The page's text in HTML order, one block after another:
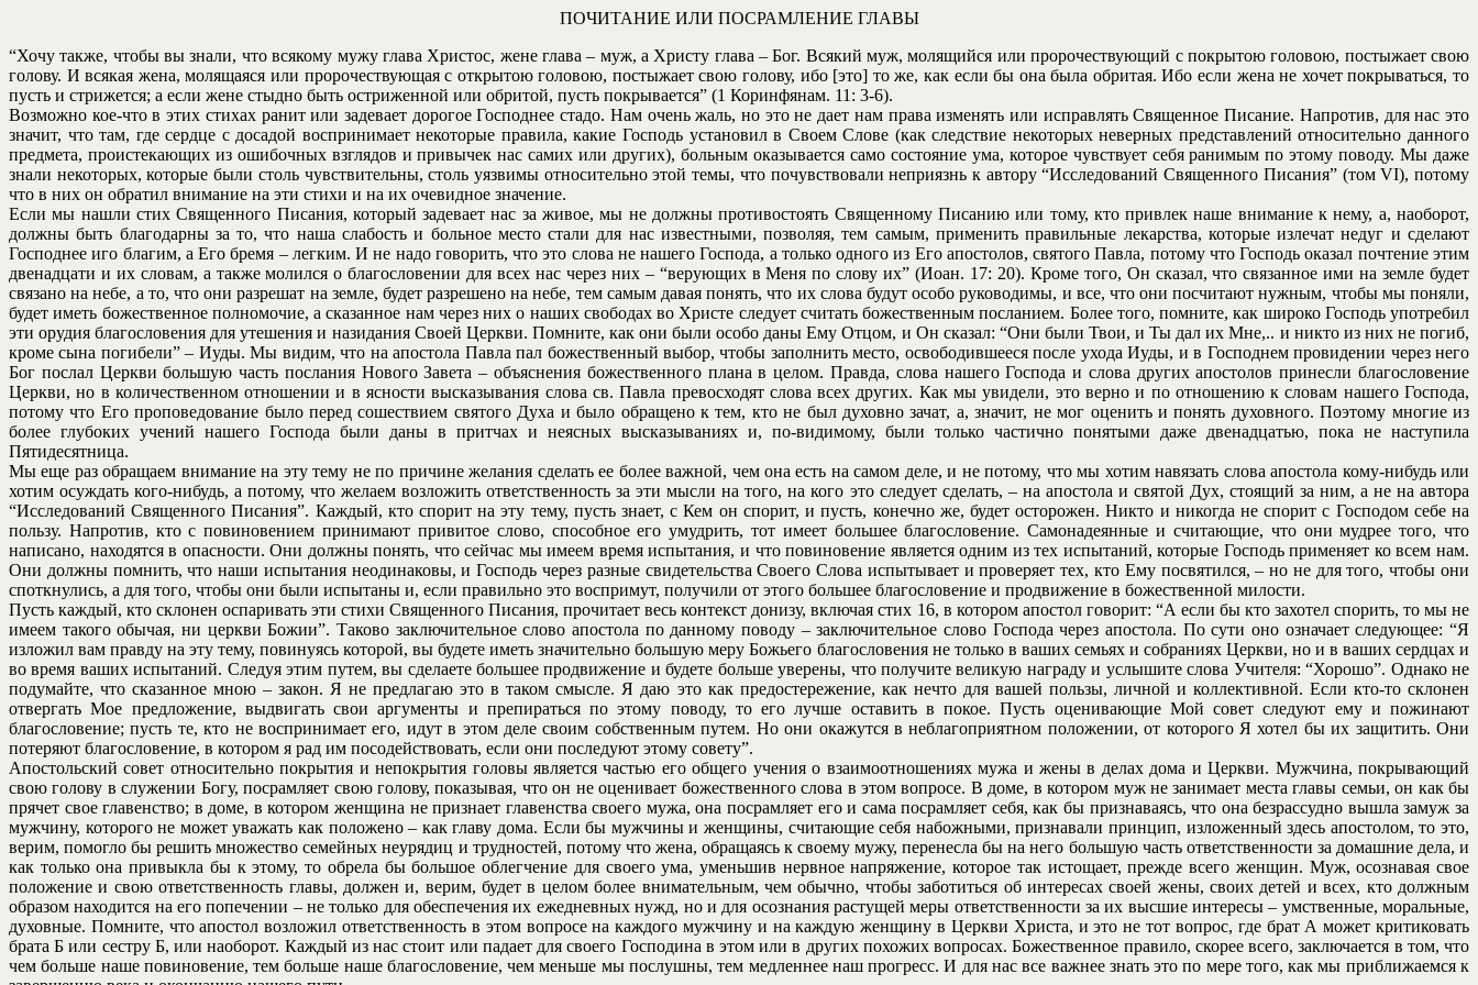
ПОЧИТАНИЕ ИЛИ ПОСРАМЛЕНИЕ ГЛАВЫ
“Хочу также, чтобы вы знали, что всякому мужу глава Христос, жене глава – муж, а Христу глава – Бог. Всякий муж, молящийся или пророчествующий с покрытою головою, постыжает свою
голову. И всякая жена, молящаяся или пророчествующая с открытою головою, постыжает свою голову, ибо [это] то же, как если бы она была обритая. Ибо если жена не хочет покрываться, то
пусть и стрижется; а если жене стыдно быть остриженной или обритой, пусть покрывается” (1 Коринфянам. 11: 3-6).
Возможно кое-что в этих стихах ранит или задевает дорогое Господнее стадо. Нам очень жаль, но это не дает нам права изменять или исправлять Священное Писание. Напротив, для нас это
значит, что там, где сердце с досадой воспринимает некоторые правила, какие Господь установил в Своем Слове (как следствие некоторых неверных представлений относительно данного
предмета, проистекающих из ошибочных взглядов и привычек нас самих или других), больным оказывается само состояние ума, которое чувствует себя ранимым по этому поводу. Мы даже
знали некоторых, которые были столь чувствительны, столь уязвимы относительно этой темы, что почувствовали неприязнь к автору “Исследований Священного Писания” (том VI), потому
что в них он обратил внимание на эти стихи и на их очевидное значение.
Если мы нашли стих Священного Писания, который задевает нас за живое, мы не должны противостоять Священному Писанию или тому, кто привлек наше внимание к нему, а, наоборот,
должны быть благодарны за то, что наша слабость и больное место стали для нас известными, позволяя, тем самым, применить правильные лекарства, которые излечат недуг и сделают
Господнее иго благим, а Его бремя – легким. И не надо говорить, что это слова не нашего Господа, а только одного из Его апостолов, святого Павла, потому что Господь оказал почтение этим
двенадцати и их словам, а также молился о благословении для всех нас через них – “верующих в Меня по слову их” (Иоан. 17: 20). Кроме того, Он сказал, что связанное ими на земле будет
связано на небе, а то, что они разрешат на земле, будет разрешено на небе, тем самым давая понять, что их слова будут особо руководимы, и все, что они посчитают нужным, чтобы мы поняли,
будет иметь божественное полномочие, а сказанное нам через них о наших свободах во Христе следует считать божественным посланием. Более того, помните, как широко Господь употребил
эти орудия благословения для утешения и назидания Своей Церкви. Помните, как они были особо даны Ему Отцом, и Он сказал: “Они были Твои, и Ты дал их Мне,.. и никто из них не погиб,
кроме сына погибели” – Иуды. Мы видим, что на апостола Павла пал божественный выбор, чтобы заполнить место, освободившееся после ухода Иуды, и в Господнем провидении через него
Бог послал Церкви большую часть послания Нового Завета – объяснения божественного плана в целом. Правда, слова нашего Господа и слова других апостолов принесли благословение
Церкви, но в количественном отношении и в ясности высказывания слова св. Павла превосходят слова всех других. Как мы увидели, это верно и по отношению к словам нашего Господа,
потому что Его проповедование было перед сошествием святого Духа и было обращено к тем, кто не был духовно зачат, а, значит, не мог оценить и понять духовного. Поэтому многие из
более глубоких учений нашего Господа были даны в притчах и неясных высказываниях и, по-видимому, были только частично понятыми даже двенадцатью, пока не наступила
Пятидесятница.
Мы еще раз обращаем внимание на эту тему не по причине желания сделать ее более важной, чем она есть на самом деле, и не потому, что мы хотим навязать слова апостола кому-нибудь или
хотим осуждать кого-нибудь, а потому, что желаем возложить ответственность за эти мысли на того, на кого это следует сделать, – на апостола и святой Дух, стоящий за ним, а не на автора
“Исследований Священного Писания”. Каждый, кто спорит на эту тему, пусть знает, с Кем он спорит, и пусть, конечно же, будет осторожен. Никто и никогда не спорит с Господом себе на
пользу. Напротив, кто с повиновением принимают привитое слово, способное его умудрить, тот имеет большее благословение. Самонадеянные и считающие, что они мудрее того, что
написано, находятся в опасности. Они должны понять, что сейчас мы имеем время испытания, и что повиновение является одним из тех испытаний, которые Господь применяет ко всем нам.
Они должны помнить, что наши испытания неодинаковы, и Господь через разные свидетельства Своего Слова испытывает и проверяет тех, кто Ему посвятился, – но не для того, чтобы они
споткнулись, а для того, чтобы они были испытаны и, если правильно это воспримут, получили от этого большее благословение и продвижение в божественной милости.
Пусть каждый, кто склонен оспаривать эти стихи Священного Писания, прочитает весь контекст донизу, включая стих 16, в котором апостол говорит: “А если бы кто захотел спорить, то мы не
имеем такого обычая, ни церкви Божии”. Таково заключительное слово апостола по данному поводу – заключительное слово Господа через апостола. По сути оно означает следующее: “Я
изложил вам правду на эту тему, повинуясь которой, вы будете иметь значительно большую меру Божьего благословения не только в ваших семьях и собраниях Церкви, но и в ваших сердцах и
во время ваших испытаний. Следуя этим путем, вы сделаете большее продвижение и будете больше уверены, что получите великую награду и услышите слова Учителя: “Хорошо”. Однако не
подумайте, что сказанное мною – закон. Я не предлагаю это в таком смысле. Я даю это как предостережение, как нечто для вашей пользы, личной и коллективной. Если кто-то склонен
отвергать Мое предложение, выдвигать свои аргументы и препираться по этому поводу, то его лучше оставить в покое. Пусть оценивающие Мой совет следуют ему и пожинают
благословение; пусть те, кто не воспринимает его, идут в этом деле своим собственным путем. Но они окажутся в неблагоприятном положении, от которого Я хотел бы их защитить. Они
потеряют благословение, в котором я рад им посодействовать, если они последуют этому совету”.
Апостольский совет относительно покрытия и непокрытия головы является частью его общего учения о взаимоотношениях мужа и жены в делах дома и Церкви. Мужчина, покрывающий
свою голову в служении Богу, посрамляет свою голову, показывая, что он не оценивает божественного слова в этом вопросе. В доме, в котором муж не занимает места главы семьи, он как бы
прячет свое главенство; в доме, в котором женщина не признает главенства своего мужа, она посрамляет его и сама посрамляет себя, как бы признаваясь, что она безрассудно вышла замуж за
мужчину, которого не может уважать как положено – как главу дома. Если бы мужчины и женщины, считающие себя набожными, признавали принцип, изложенный здесь апостолом, то это,
верим, помогло бы решить множество семейных неурядиц и трудностей, потому что жена, обращаясь к своему мужу, перенесла бы на него большую часть ответственности за домашние дела, и
как только она привыкла бы к этому, то обрела бы большое облегчение для своего ума, уменьшив нервное напряжение, которое так истощает, прежде всего женщин. Муж, осознавая свое
положение и свою ответственность главы, должен и, верим, будет в целом более внимательным, чем обычно, чтобы заботиться об интересах своей жены, своих детей и всех, кто должным
образом находится на его попечении – не только для обеспечения их ежедневных нужд, но и для осознания растущей меры ответственности за их высшие интересы – умственные, моральные,
духовные. Помните, что апостол возложил ответственность в этом вопросе на каждого мужчину и на каждую женщину в Церкви Христа, и это не тот вопрос, где брат А может критиковать
брата Б или сестру Б, или наоборот. Каждый из нас стоит или падает для своего Господина в этом или в других похожих вопросах. Божественное правило, скорее всего, заключается в том, что
чем больше наше повиновение, тем больше наше благословение, чем меньше мы послушны, тем медленнее наш прогресс. И для нас все важнее знать это по мере того, как мы приближаемся к